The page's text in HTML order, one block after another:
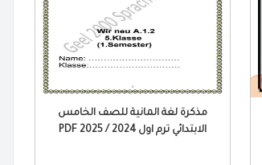
مذكرة لغة المانية للصف الخامس
الابتدائي ترم اول 2024 / 2025 PDF